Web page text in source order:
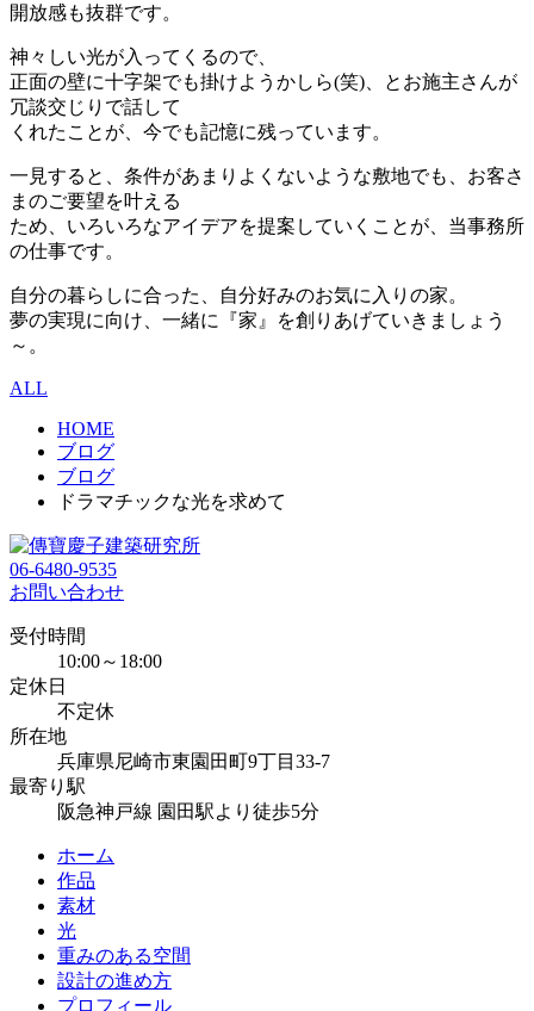
開放感も抜群です。
神々しい光が入ってくるので、
正面の壁に十字架でも掛けようかしら(笑)、とお施主さんが
冗談交じりで話して
くれたことが、今でも記憶に残っています。
一見すると、条件があまりよくないような敷地でも、お客さ
まのご要望を叶える
ため、いろいろなアイデアを提案していくことが、当事務所
の仕事です。
自分の暮らしに合った、自分好みのお気に入りの家。
夢の実現に向け、一緒に『家』を創りあげていきましょう
～。
ALL
HOME
ブログ
ブログ
ドラマチックな光を求めて
06-6480-9535
お問い合わせ
受付時間
10:00～18:00
定休日
不定休
所在地
兵庫県尼崎市東園田町9丁目33-7
最寄り駅
阪急神戸線 園田駅より徒歩5分
ホーム
作品
素材
光
重みのある空間
設計の進め方
プロフィール